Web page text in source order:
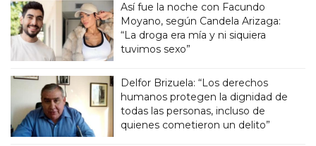
Así fue la noche con Facundo
Moyano, según Candela Arizaga:
“La droga era mía y ni siquiera
tuvimos sexo”
Delfor Brizuela: “Los derechos
humanos protegen la dignidad de
todas las personas, incluso de
quienes cometieron un delito”